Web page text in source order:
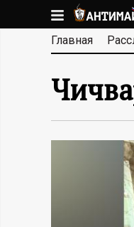
к
основномуА
Н
И
Главная